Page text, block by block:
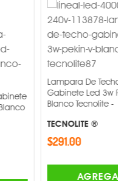
Lampara De Techo
Gabinete Led 3w Pekin V
Blanco Tecnolite -
TECNOLITE ®
AGREGAR